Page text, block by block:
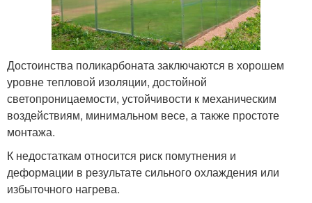
Достоинства поликарбоната заключаются в хорошем
уровне тепловой изоляции, достойной
светопроницаемости, устойчивости к механическим
воздействиям, минимальном весе, а также простоте
монтажа.
К недостаткам относится риск помутнения и
деформации в результате сильного охлаждения или
избыточного нагрева.